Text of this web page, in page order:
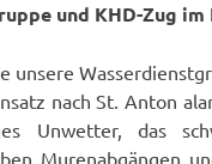
und KHD-Zug im
unsere
nach St. Anton
Unwetter, das
Murenabgängen